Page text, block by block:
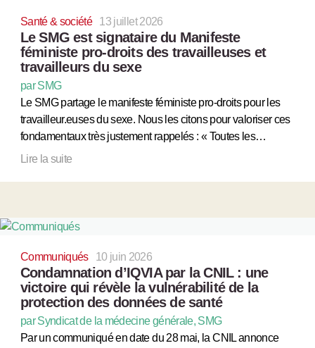
Santé & société 13 juillet 2026
Le SMG est signataire du Manifeste
féministe pro-droits des travailleuses et
travailleurs du sexe
par SMG
Le SMG partage le manifeste féministe pro-droits pour les
travailleur.euses du sexe. Nous les citons pour valoriser ces
fondamentaux très justement rappelés : « Toutes les…
Lire la suite
Communiqués 10 juin 2026
Condamnation d’IQVIA par la CNIL : une
victoire qui révèle la vulnérabilité de la
protection des données de santé
par Syndicat de la médecine générale, SMG
Par un communiqué en date du 28 mai, la CNIL annonce